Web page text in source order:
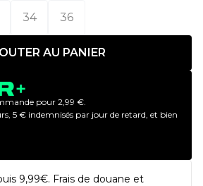
34 36
AU PANIER
pour 2,99 €.
5 € indemnisés par jour de retard, et bien
9,99€. Frais de douane et